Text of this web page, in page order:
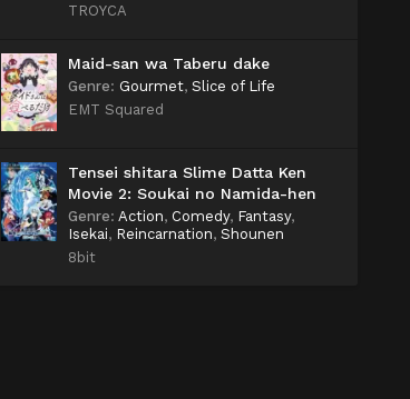
TROYCA
Maid-san wa Taberu dake
Genre: Gourmet, Slice of Life
EMT Squared
Tensei shitara Slime Datta Ken
Movie 2: Soukai no Namida-hen
Genre: Action, Comedy, Fantasy,
Isekai, Reincarnation, Shounen
8bit